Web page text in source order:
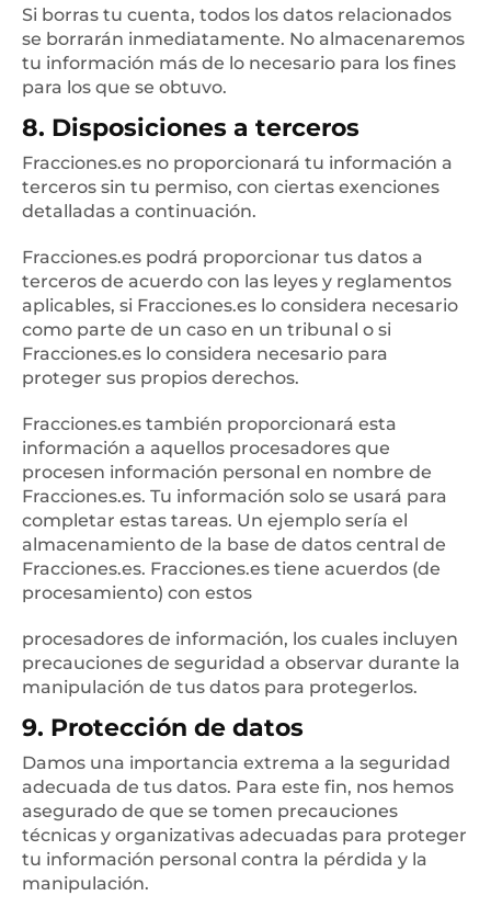
Si borras tu cuenta, todos los datos relacionados
se borrarán inmediatamente. No almacenaremos
tu información más de lo necesario para los fines
para los que se obtuvo.
8. Disposiciones a terceros
Fracciones.es no proporcionará tu información a
terceros sin tu permiso, con ciertas exenciones
detalladas a continuación.
Fracciones.es podrá proporcionar tus datos a
terceros de acuerdo con las leyes y reglamentos
aplicables, si Fracciones.es lo considera necesario
como parte de un caso en un tribunal o si
Fracciones.es lo considera necesario para
proteger sus propios derechos.
Fracciones.es también proporcionará esta
información a aquellos procesadores que
procesen información personal en nombre de
Fracciones.es. Tu información solo se usará para
completar estas tareas. Un ejemplo sería el
almacenamiento de la base de datos central de
Fracciones.es. Fracciones.es tiene acuerdos (de
procesamiento) con estos
procesadores de información, los cuales incluyen
precauciones de seguridad a observar durante la
manipulación de tus datos para protegerlos.
9. Protección de datos
Damos una importancia extrema a la seguridad
adecuada de tus datos. Para este fin, nos hemos
asegurado de que se tomen precauciones
técnicas y organizativas adecuadas para proteger
tu información personal contra la pérdida y la
manipulación.